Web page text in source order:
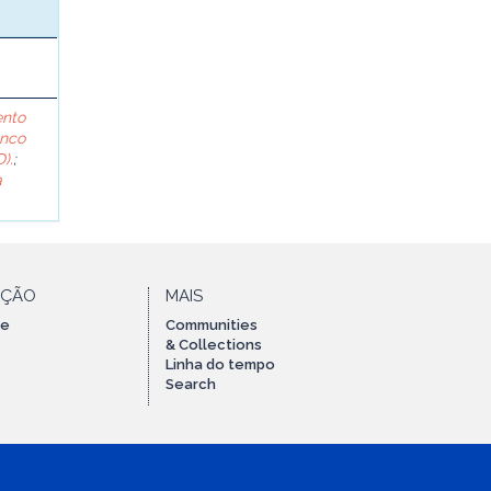
;
MAIS
Communities
& Collections
Linha do tempo
Search